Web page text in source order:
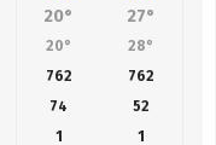
20° 27°
20° 28°
762 762
74 52
1
1